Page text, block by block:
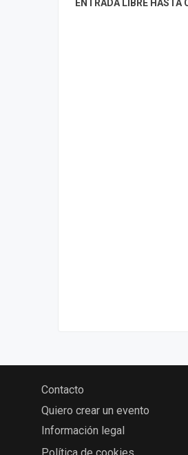
ENTRADA LIBRE HASTA
Contacto
Quiero crear un evento
Información legal